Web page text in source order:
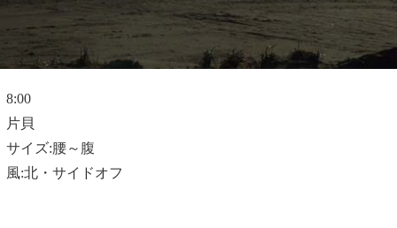
8:00
片貝
サイズ:腰～腹
風:北・サイドオフ